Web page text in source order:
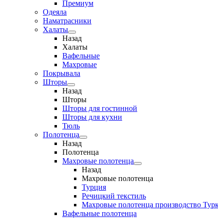
Премиум
Одеяла
Наматрасники
Халаты
Назад
Халаты
Вафельные
Махровые
Покрывала
Шторы
Назад
Шторы
Шторы для гостинной
Шторы для кухни
Тюль
Полотенца
Назад
Полотенца
Махровые полотенца
Назад
Махровые полотенца
Турция
Речицкий текстиль
Махровые полотенца производство
Вафельные полотенца